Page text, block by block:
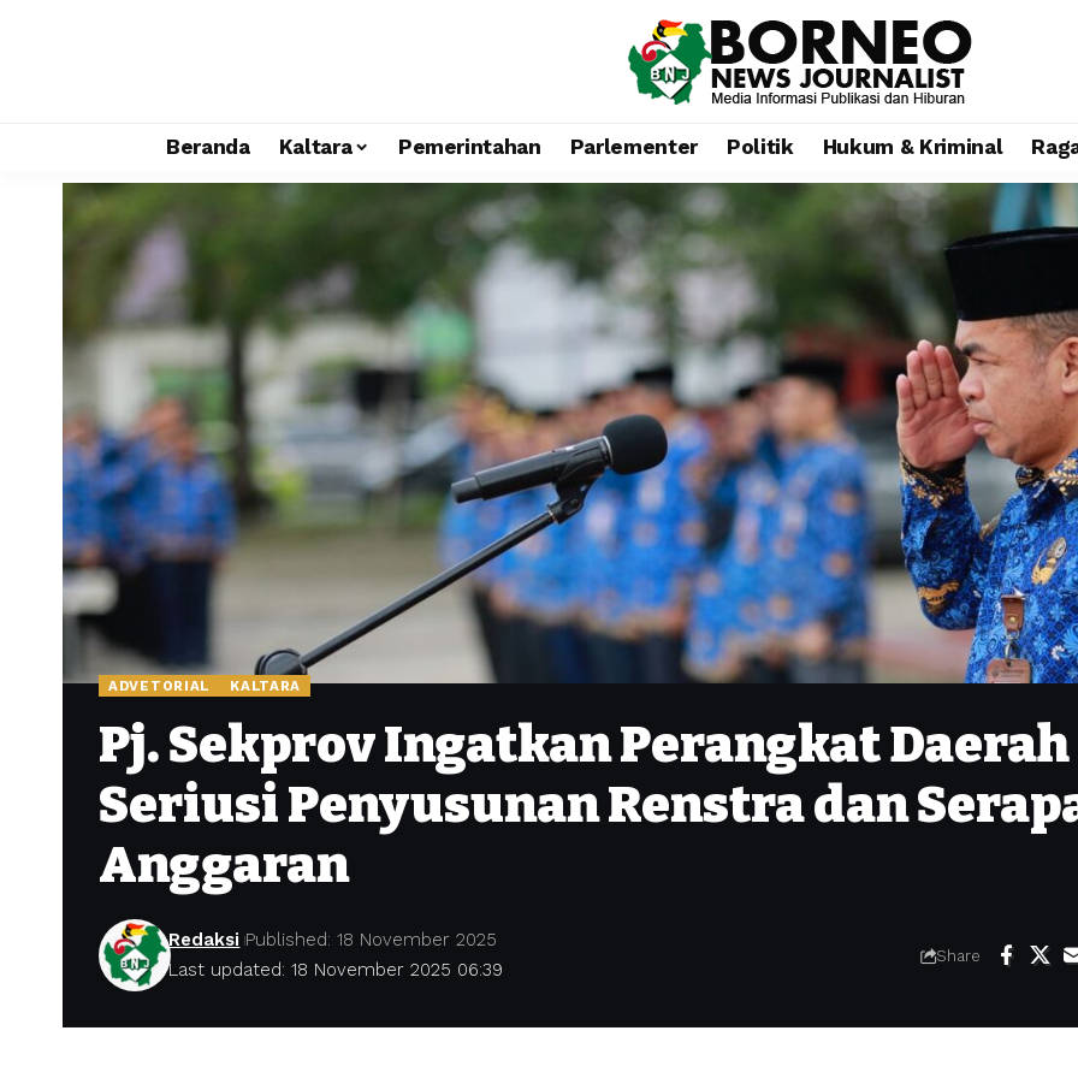
Beranda Kaltara Pemerintahan Parlementer Politik Hukum & Kriminal
ADVETORIAL KALTARA
Pj. Sekprov Ingatkan Perangkat Daerah
Seriusi Penyusunan Renstra dan
Anggaran
Last updated: 18 November 2025 06:39
Redaksi Published: 18 November 2025
Share